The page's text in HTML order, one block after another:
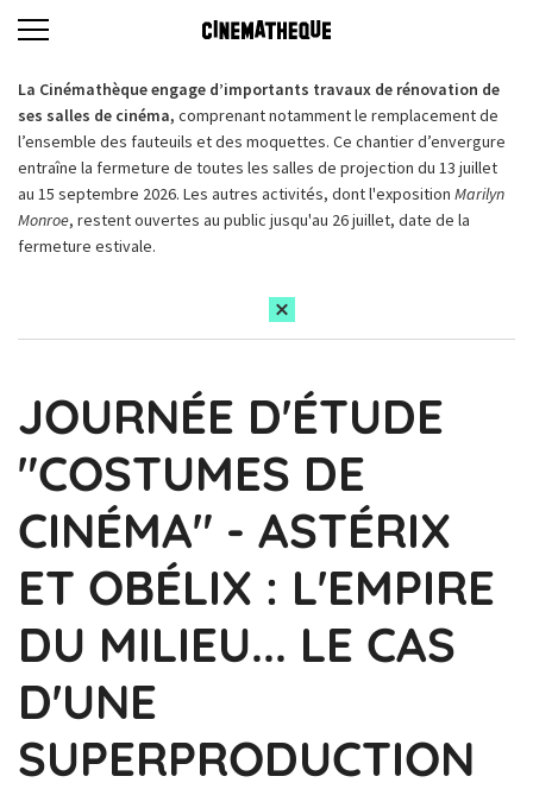
La Cinémathèque engage d’importants travaux de rénovation de
ses salles de cinéma, comprenant notamment le remplacement de
l’ensemble des fauteuils et des moquettes. Ce chantier d’envergure
entraîne la fermeture de toutes les salles de projection du 13 juillet
au 15 septembre 2026. Les autres activités, dont l'exposition Marilyn
Monroe, restent ouvertes au public jusqu'au 26 juillet, date de la
fermeture estivale.
JOURNÉE D'ÉTUDE
"COSTUMES DE
CINÉMA" - ASTÉRIX
ET OBÉLIX : L'EMPIRE
DU MILIEU... LE CAS
D'UNE
SUPERPRODUCTION